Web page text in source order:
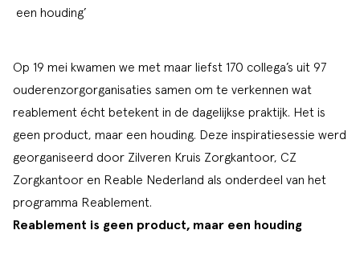
een houding’
Op 19 mei kwamen we met maar liefst 170 collega’s uit 97
ouderenzorgorganisaties samen om te verkennen wat
reablement écht betekent in de dagelijkse praktijk. Het is
geen product, maar een houding. Deze inspiratiesessie werd
georganiseerd door Zilveren Kruis Zorgkantoor, CZ
Zorgkantoor en Reable Nederland als onderdeel van het
programma Reablement.
Reablement is geen product, maar een houding